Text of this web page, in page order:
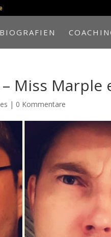
BIOGRAFIEN
Miss
| 0 Kommentare